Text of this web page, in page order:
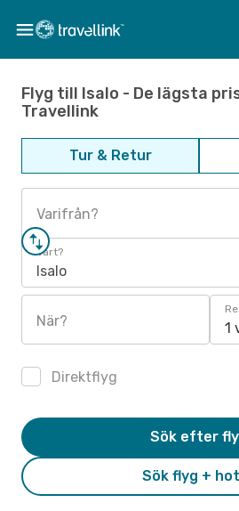
Flyg till Isalo - De lägsta
Travellink
Tur & Retur
Varifrån?
Vart?
Isalo
När? 1
Direktflyg
Sök flyg +
Sök efter